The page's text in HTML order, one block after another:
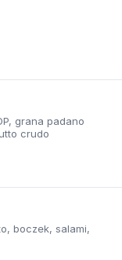
grana padano
crudo
boczek, salami,